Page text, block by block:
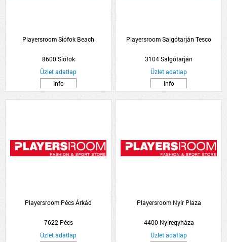
Playersroom Siófok Beach
8600 Siófok
Üzlet adatlap
Info
Playersroom Salgótarján Tesco
3104 Salgótarján
Üzlet adatlap
Info
Playersroom Pécs Árkád
7622 Pécs
Üzlet adatlap
Playersroom Nyír Plaza
4400 Nyíregyháza
Üzlet adatlap